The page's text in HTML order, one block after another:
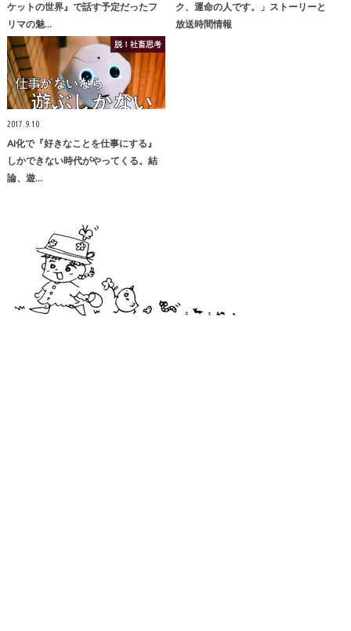
ケットの世界』で話す予定だったフ
リマの魅…
ク、運命の人です。」ストーリーと
放送時間情報
脱！社畜思考
2017.9.10
AI化で『好きなことを仕事にする』
しかできない時代がやってくる。結
論、遊…